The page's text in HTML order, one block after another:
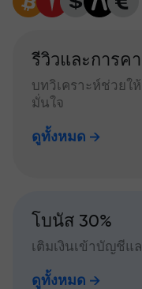
รีวิวและการค
บทวิเคราะห์ช่วยใ
มั่นใจ
ดูทั้งหมด
โบนัส 30%
เติมเงินเข้าบัญชีแ
ดูทั้งหมด